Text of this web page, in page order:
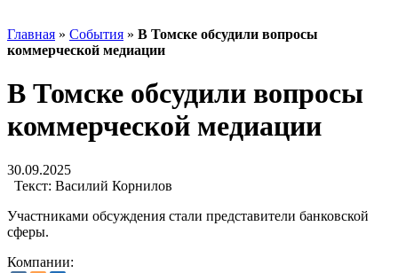
Главная » События » В Томске обсудили вопросы
коммерческой медиации
В Томске обсудили вопросы
коммерческой медиации
30.09.2025
Текст: Василий Корнилов
Участниками обсуждения стали представители банковской
сферы.
Компании: